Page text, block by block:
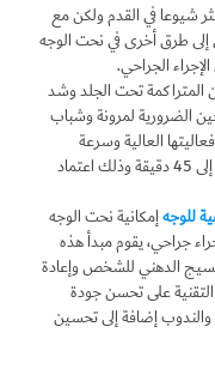
شيوعا في القدم ولكن مع
إلى طرق أخرى في نحت الوجه
الجراحي.
المتراكمة تحت الجلد وشد
الضرورية لمرونة وشباب
العالية وسرعة
إجراءها، تتراوح مدة جلسة الليزر ما بين 30 إلى 45 دقيقة وذلك اعتماد
للوجهإمكانية نحت الوجه
جراحي، يقوم مبدأ هذه
الدهني للشخص وإعادة
التقنية على تحسن جودة
والندوب إضافة إلى تحسين